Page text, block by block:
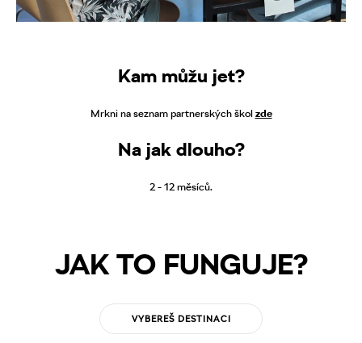
Kam můžu jet?
Mrkni na seznam partnerských školzde
Na jak dlouho?
2 - 12 měsíců.
JAK TO FUNGUJE?
VYBEREŠ DESTINACI